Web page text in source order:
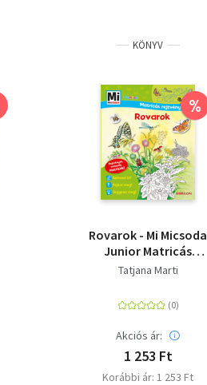
KÖNYV
%
Rovarok - Mi Micsoda
Junior Matricás
rejtvényfüzet -
matricák!
Tatjana Marti
Akciós ár:
1 253 Ft
Korábbi ár: 1 253 Ft